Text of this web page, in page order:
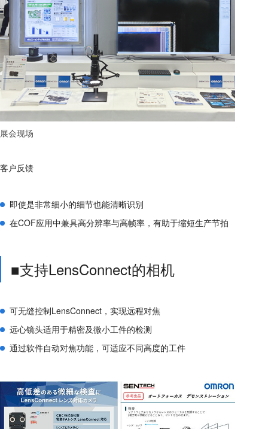
展会现场
客户反馈
即使是非常细小的细节也能清晰识别
在COF应用中兼具高分辨率与高帧率，有助于缩短生产节拍
■支持LensConnect的相机
可无缝控制LensConnect，实现远程对焦
远心镜头适用于精密及微小工件的检测
通过软件自动对焦功能，可适应不同高度的工件